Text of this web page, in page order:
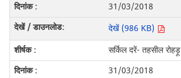
31/03/2018
देखें (986 KB)
सर्किल दरें- तहसील रोहड़ू
31/03/2018